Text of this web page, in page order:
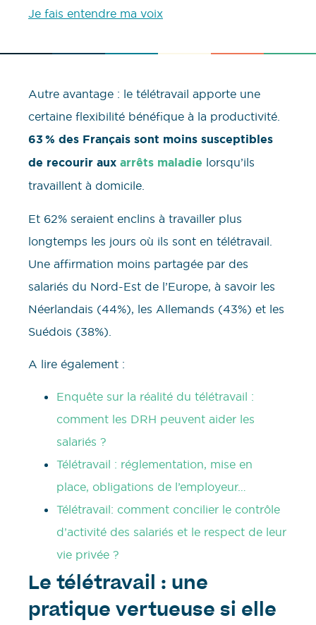
Je fais entendre ma voix
Autre avantage : le télétravail apporte une
certaine flexibilité bénéfique à la productivité.
63 % des Français sont moins susceptibles
de recourir aux arrêts maladie lorsqu’ils
travaillent à domicile.
Et 62% seraient enclins à travailler plus
longtemps les jours où ils sont en télétravail.
Une affirmation moins partagée par des
salariés du Nord-Est de l’Europe, à savoir les
Néerlandais (44%), les Allemands (43%) et les
Suédois (38%).
A lire également :
Enquête sur la réalité du télétravail :
comment les DRH peuvent aider les
salariés ?
Télétravail : réglementation, mise en
place, obligations de l’employeur…
Télétravail: comment concilier le contrôle
d’activité des salariés et le respect de leur
vie privée ?
Le télétravail : une
pratique vertueuse si elle